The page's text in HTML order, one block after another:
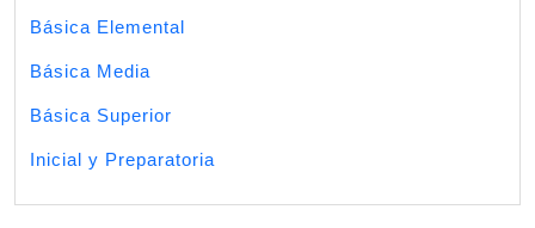
Básica Elemental
Básica Media
Básica Superior
Inicial y Preparatoria